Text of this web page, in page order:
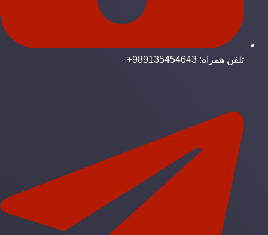
تلفن همراه: 989135454643+